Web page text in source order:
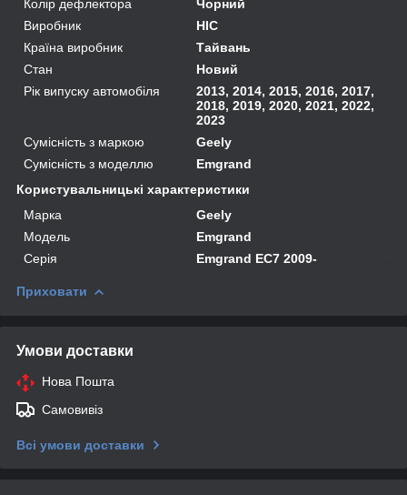
Колір дефлектора
Чорний
Виробник
HIC
Країна виробник
Тайвань
Стан
Новий
Рік випуску автомобіля
2013, 2014, 2015, 2016, 2017,
2018, 2019, 2020, 2021, 2022,
2023
Сумісність з маркою
Geely
Сумісність з моделлю
Emgrand
Користувальницькі характеристики
Марка
Geely
Модель
Emgrand
Серія
Emgrand EC7 2009-
Приховати
Умови доставки
Нова Пошта
Самовивіз
Всі умови доставки